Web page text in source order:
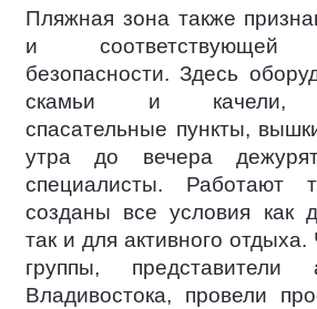
Пляжная зона также
и соответствующей
безопасности. Здесь
скамьи и качели,
спасательные пункты,
утра до вечера
специалисты. Работают
созданы все условия как
так и для активного
группы, представители
Владивостока, провели